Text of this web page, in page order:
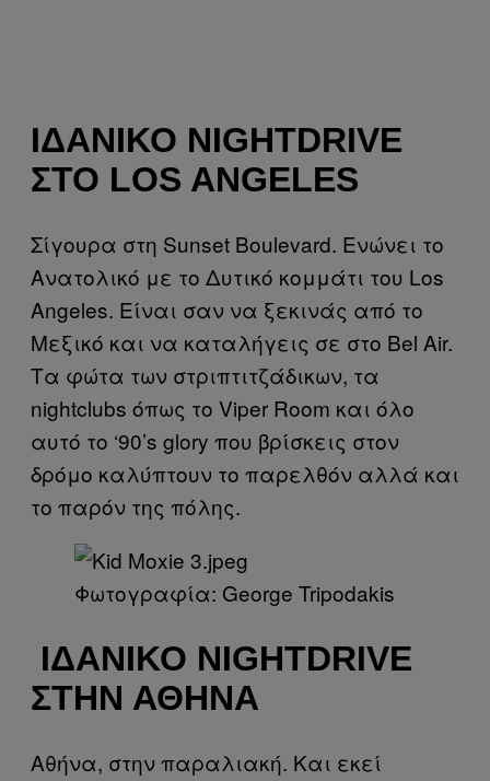
ΙΔΑΝΙΚΌ NIGHTDRIVE
ΣΤΟ LOS ANGELES
Σίγουρα στη Sunset Boulevard. Ενώνει το
Ανατολικό με το Δυτικό κομμάτι του Los
Angeles. Είναι σαν να ξεκινάς από το
Μεξικό και να καταλήγεις σε στο Bel Air.
Τα φώτα των στριπτιτζάδικων, τα
nightclubs όπως το Viper Room και όλο
αυτό το ‘90’s glory που βρίσκεις στον
δρόμο καλύπτουν το παρελθόν αλλά και
το παρόν της πόλης.
​Φωτογραφία: George Tripodakis
ΙΔΑΝΙΚΌ NIGHTDRIVE
ΣΤΗΝ ΑΘΉΝΑ
Αθήνα, στην παραλιακή. Και εκεί